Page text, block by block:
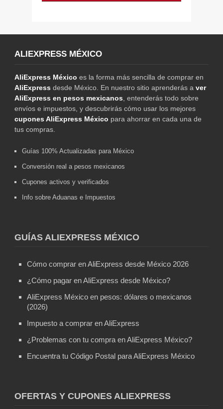
ALIEXPRESS MÉXICO
AliExpress México es la forma más sencilla de comprar en
AliExpress desde México. En nuestro sitio aprenderás a ver
AliExpress en pesos mexicanos , entenderás todo sobre
envíos e impuestos, y descubrirás cómo usar los mejores
cupones AliExpress México para ahorrar en cada una de
tus compras.
Guías 100% Actualizadas para México
Conversión real a pesos mexicanos
Cupones activos y verificados
Info sobre Aduanas e Impuestos
GUÍAS ALIEXPRESS MÉXICO
Cómo comprar en AliExpress desde México 2026
¿Cómo pagar en AliExpress desde México?
AliExpress México en pesos: dólares o mexicanos
(2026)
Impuesto a comprar en AliExpress
¿Problemas con tu compra en AliExpress México?
Encuentra tu Código Postal para AliExpress México
OFERTAS Y CUPONES ALIEXPRESS